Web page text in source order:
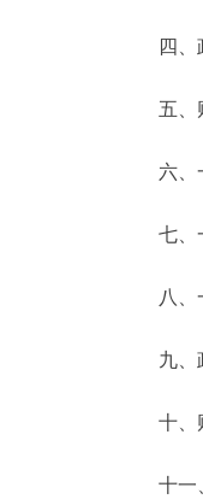
四、政
五、财
六、一
七、一
八、一
九、政
十、财
十一、